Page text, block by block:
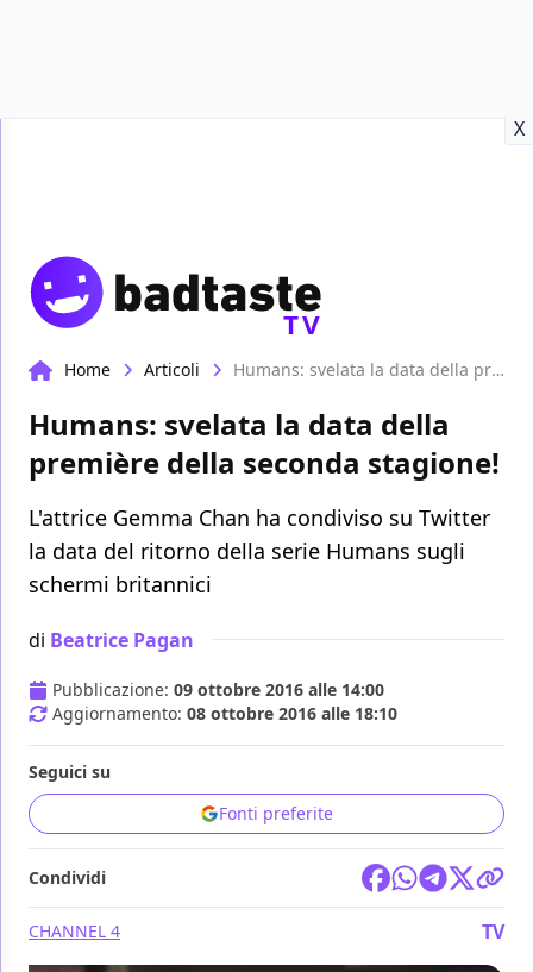
X
TV
Home Articoli Humans: svelata la data della première della seconda stagione!
Humans: svelata la data della
première della seconda stagione!
L'attrice Gemma Chan ha condiviso su Twitter
la data del ritorno della serie Humans sugli
schermi britannici
di Beatrice Pagan
Pubblicazione: 09 ottobre 2016 alle 14:00
Aggiornamento: 08 ottobre 2016 alle 18:10
Seguici su
Fonti preferite
Condividi
CHANNEL 4 TV